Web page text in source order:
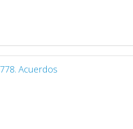
Acuerdos